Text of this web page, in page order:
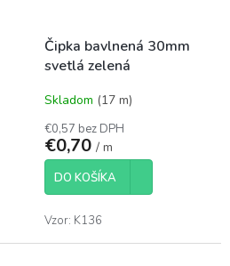
Čipka bavlnená 30mm
svetlá zelená
Skladom (17 m)
€0,57 bez DPH
€0,70 / m
DO KOŠÍKA
Vzor: K136